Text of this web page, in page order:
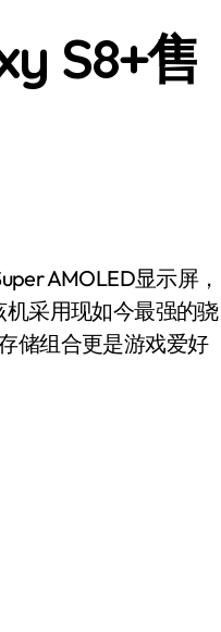
S8+售
采用现如今最强的骁
储组合更是游戏爱好